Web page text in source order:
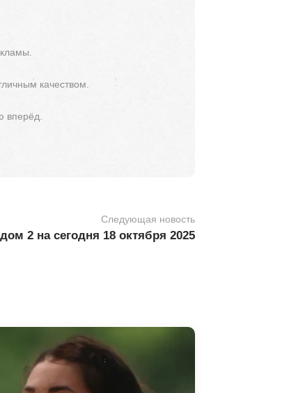
качеством.
вперёд.
Следующая новость
2 на сегодня 18 октября 2025